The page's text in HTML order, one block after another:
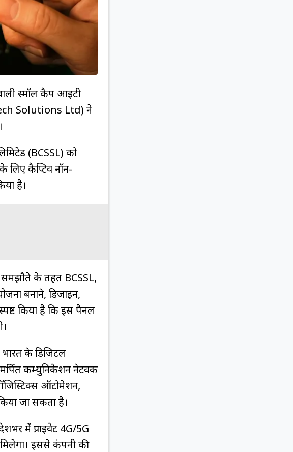
स्मॉल कैप आईटी
Solutions Ltd) ने
(BCSSL) को
लिए कैप्टिव नॉन-
है।
के तहत BCSSL,
बनाने, डिजाइन,
किया है कि इस पैनल
के डिजिटल
कम्युनिकेशन नेटवर्क
ऑटोमेशन,
जा सकता है।
में प्राइवेट 4G/5G
मिलेगा। इससे कंपनी की